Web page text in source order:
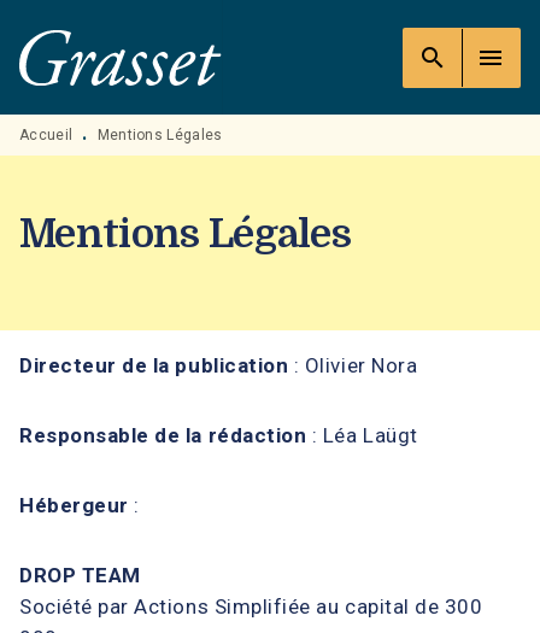
MENU RECHERCHE
PIED DE PAGE
search menu
Accueil • Mentions Légales
Mentions Légales
Directeur de la publication : Olivier Nora
Responsable de la rédaction : Léa Laügt
Hébergeur :
DROP TEAM
Société par Actions Simplifiée au capital de 300